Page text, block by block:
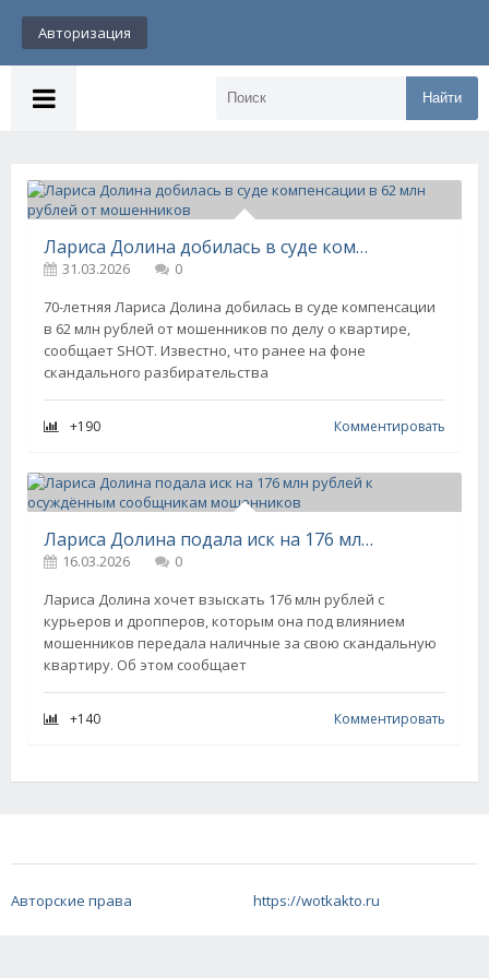
Авторизация
Найти
Лариса Долина добилась в суде компенсации в 62 млн рублей от мошенников
31.03.2026
0
70-летняя Лариса Долина добилась в суде компенсации
в 62 млн рублей от мошенников по делу о квартире,
сообщает SHOT. Известно, что ранее на фоне
скандального разбирательства
+190 Комментировать
Лариса Долина подала иск на 176 млн рублей к осуждённым сообщникам мошенников
16.03.2026
0
Лариса Долина хочет взыскать 176 млн рублей с
курьеров и дропперов, которым она под влиянием
мошенников передала наличные за свою скандальную
квартиру. Об этом сообщает
+140 Комментировать
Авторские права https://wotkakto.ru